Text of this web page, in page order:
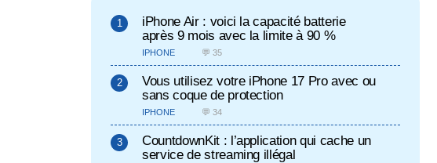
iPhone Air : voici la capacité batterie
après 9 mois avec la limite à 90 %
IPHONE 💬 35
Vous utilisez votre iPhone 17 Pro avec ou
sans coque de protection
IPHONE 💬 34
CountdownKit : l’application qui cache un
service de streaming illégal